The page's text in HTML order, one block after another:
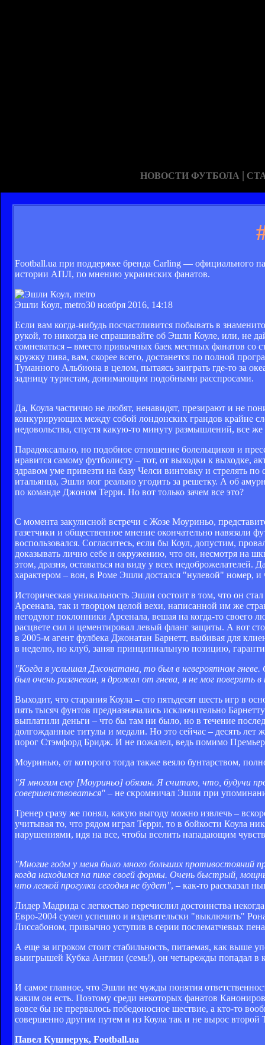
НОВОСТИ ФУТБОЛА |
Football.ua при поддержке бренда Carling — официального
истории АПЛ, по мнению украинских фанатов.
Эшли Коул, metro30 ноября 2016, 14:18
Если вам когда-нибудь посчастливится побывать в
рукой, то никогда не спрашивайте об Эшли Коуле, или, не
сомневаться – вместо привычных баек местных фанатов со
кружку пива, вам, скорее всего, достанется по полной
Туманного Альбиона в целом, пытаясь заиграть где-то за
задницу туристам, донимающим подобными расспросами.
Да, Коула частично не любят, ненавидят, презирают и не
конкурирующих между собой лондонских грандов крайне
недовольства, спустя какую-то минуту размышлений, все
Парадоксально, но подобное отношение болельщиков и
нравится самому футболисту – тот, от выходки к выходке,
здравом уме привезти на базу Челси винтовку и стрелять
итальянца, Эшли мог реально угодить за решетку. А об
по команде Джоном Терри. Но вот только зачем все это?
С момента закулисной встречи с Жозе Моуриньо,
газетчики и общественное мнение окончательно навязали
воспользовался. Согласитесь, если бы Коул, допустим,
доказывать лично себе и окружению, что он, несмотря на
этом, дразня, оставаться на виду у всех
характером – вон, в Роме Эшли достался "нулевой" номер, и
Историческая уникальность Эшли состоит в том, что он
Арсенала, так и творцом целой вехи, написанной им же
негодуют поклонники Арсенала, вешая на когда-то своего
расцвете сил и цементировал левый фланг защиты. А вот
в 2005-м агент фулбека Джонатан Барнетт, выбивая для
в неделю, но клуб, заняв принципиальную позицию,
"Когда я услышал Джонатана, то был в невероятном
был очень разгневан, я дрожал от гнева, я не мог поверить
Выходит, что старания Коула – сто пятьдесят шесть игр в
пять тысяч фунтов предназначались исключительно
выплатили деньги – что бы там ни было, но в течение
долгожданные титулы и медали. Но это сейчас – десять
порог Стэмфорд Бридж. И не пожалел, ведь помимо
Моуринью, от которого тогда также веяло бунтарством,
"Я многим ему [Моуриньо] обязан. Я считаю, что, будучи
совершенствоваться" – не скромничал Эшли при
Тренер сразу же понял, какую выгоду можно извлечь –
учитывая то, что рядом играл Терри, то в бойкости Коула
нарушениями, идя на все, чтобы вселить нападающим
"Многие годы у меня было много больших противостояний
когда находился на пике своей формы. Очень быстрый,
что легкой прогулки сегодня не будет", – как-то рассказал
Лидер Мадрида с легкостью перечислил достоинства
Евро-2004 сумел успешно и издевательски "выключить"
Лиссабоном, привычно уступив в серии послематчевых
А еще за игроком стоит стабильность, питаемая, как выше
выигрышей Кубка Англии (семь!), он четырежды попадал
И самое главное, что Эшли не чужды понятия
каким он есть. Поэтому среди некоторых фанатов
вовсе бы не прервалось победоносное шествие, а кто-то
совершенно другим путем и из Коула так и не вырос
Павел Кушнерук, Football.ua